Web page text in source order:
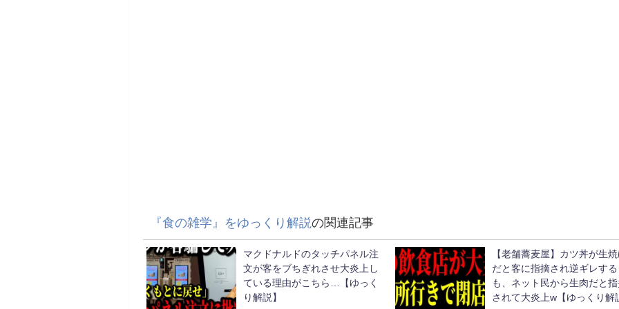
『食の雑学』をゆっくり解説の関連記事
マクドナルドのタッチパネル注
文が客をブちぎれさせ大炎上し
ている理由がこちら…【ゆっく
り解説】
【老舗蕎麦屋】カツ丼が生
だと客に指摘され逆ギレする
も、ネット民から生肉だと
されて大炎上w【ゆっくり解